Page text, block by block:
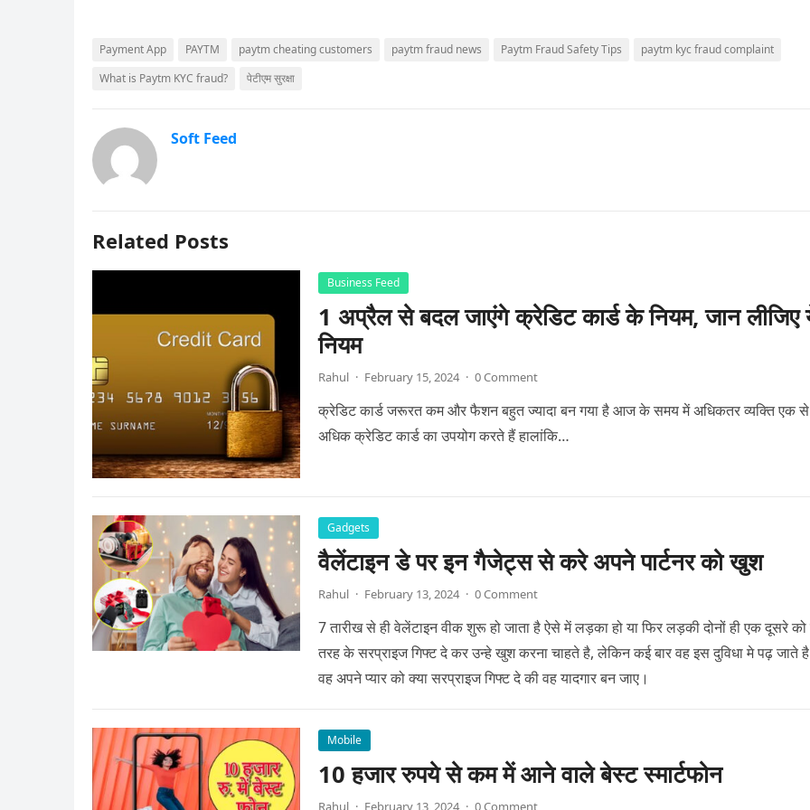
Payment App PAYTM paytm cheating customers paytm fraud news Paytm Fraud Safety Tips
paytm kyc fraud complaint
What is Paytm KYC fraud?
पेटीएम सुरक्षा
Soft Feed
Related Posts
Business Feed
1 अप्रैल से बदल जाएंगे क्रेडिट कार्ड के नियम, जान लीजिए
नियम
Rahul · February 15, 2024 · 0 Comment
क्रेडिट कार्ड जरूरत कम और फैशन बहुत ज्यादा बन गया है आज के समय में अधिकतर व्यक्ति एक से
अधिक क्रेडिट कार्ड का उपयोग करते हैं हालांकि…
Gadgets
वैलेंटाइन डे पर इन गैजेट्स से करे अपने पार्टनर को खुश
Rahul · February 13, 2024 · 0 Comment
7 तारीख से ही वेलेंटाइन वीक शुरू हो जाता है ऐसे में लड़का हो या फिर लड़की दोनों ही एक दूसरे
तरह के सरप्राइज गिफ्ट दे कर उन्हे खुश करना चाहते है, लेकिन कई बार वह इस दुविधा मे पढ़ जाते
वह अपने प्यार को क्या सरप्राइज गिफ्ट दे की वह यादगार बन जाए।
Mobile
10 हजार रुपये से कम में आने वाले बेस्ट स्मार्टफोन
Rahul · February 13, 2024 · 0 Comment